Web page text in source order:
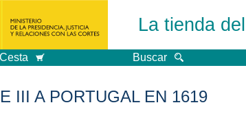
La tienda
Cesta Buscar
III A PORTUGAL EN 1619